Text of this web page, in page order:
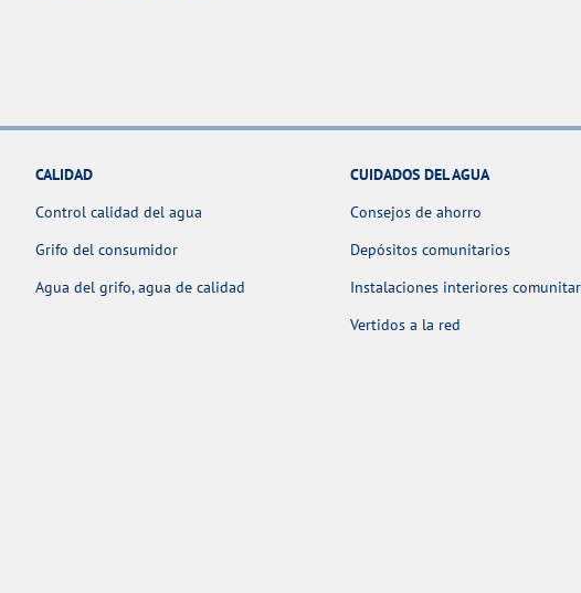
CALIDAD
Control calidad del agua
Grifo del consumidor
Agua del grifo, agua de calidad
CUIDADOS DEL AGUA
Consejos de ahorro
Depósitos comunitarios
Instalaciones interiores
Vertidos a la red